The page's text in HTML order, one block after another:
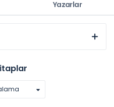
Yazarlar